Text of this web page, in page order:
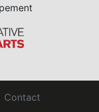
Contact